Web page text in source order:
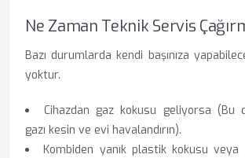
Ne Zaman Teknik Servis
Bazı durumlarda kendi başınıza
yoktur.
Cihazdan gaz kokusu geliyorsa (Bu
gazı kesin ve evi havalandırın).
Kombiden yanık plastik kokusu